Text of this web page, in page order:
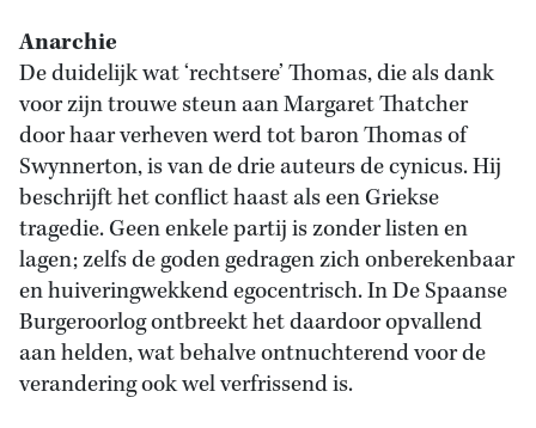
Anarchie
De duidelijk wat ‘rechtsere’ Thomas, die als dank
voor zijn trouwe steun aan Margaret Thatcher
door haar verheven werd tot baron Thomas of
Swynnerton, is van de drie auteurs de cynicus. Hij
beschrijft het conflict haast als een Griekse
tragedie. Geen enkele partij is zonder listen en
lagen; zelfs de goden gedragen zich onberekenbaar
en huiveringwekkend egocentrisch. In De Spaanse
Burgeroorlog ontbreekt het daardoor opvallend
aan helden, wat behalve ontnuchterend voor de
verandering ook wel verfrissend is.